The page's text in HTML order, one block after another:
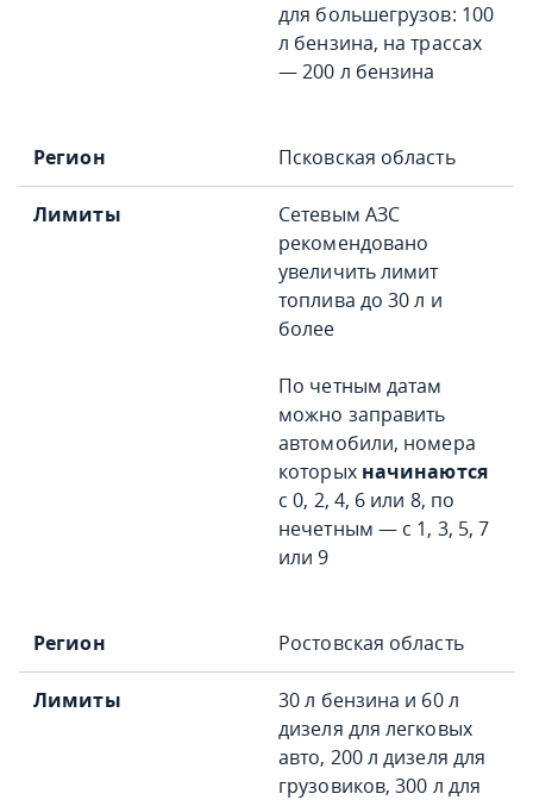
для большегрузов: 100
л бензина, на трассах
— 200 л бензина
Псковская область
Сетевым АЗС
рекомендовано
увеличить лимит
топлива до 30 л и
более
По четным датам
можно заправить
автомобили, номера
которых начинаются
с 0, 2, 4, 6 или 8, по
нечетным — с 1, 3, 5, 7
или 9
Ростовская область
30 л бензина и 60 л
дизеля для легковых
авто, 200 л дизеля для
грузовиков, 300 л для